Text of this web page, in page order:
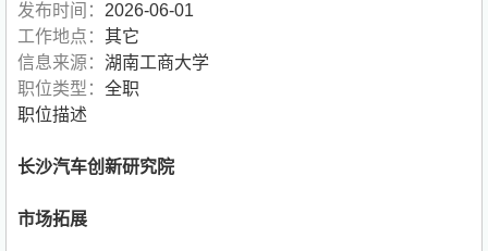
发布时间： 2026-06-01
工作地点： 其它
信息来源： 湖南工商大学
职位类型： 全职
职位描述
长沙汽车创新研究院
市场拓展